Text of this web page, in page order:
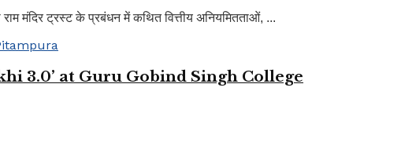
राम मंदिर ट्रस्ट के प्रबंधन में कथित वित्तीय अनियमितताओं, ...
3.0’ at Guru Gobind Singh College